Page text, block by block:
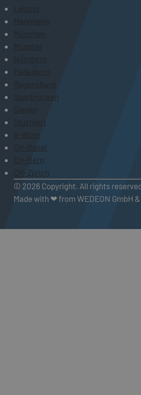
Leipzig
Mannheim
München
Münster
Nürnberg
Paderborn
Regensburg
Saarbrücken
Siegen
Stuttgart
A-Wien
CH-Basel
CH-Bern
CH-Zürich
© 2026 Copyright. All rights
Made with ❤ from WEDEON GmbH